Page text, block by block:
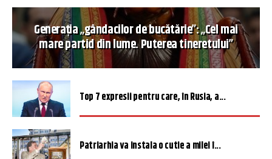
Generația „gândacilor de bucătărie”: „Cel mai
mare partid din lume. Puterea tineretului”
Top 7 expresii pentru care, în Rusia, a...
Patriarhia va instala o cutie a milei î...